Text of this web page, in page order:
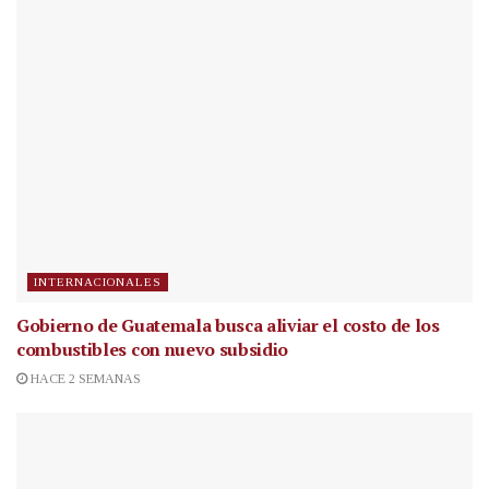
INTERNACIONALES
Gobierno de Guatemala busca aliviar el costo de los
combustibles con nuevo subsidio
HACE 2 SEMANAS